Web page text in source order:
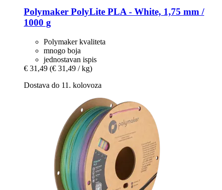
Polymaker PolyLite PLA -​ White, 1,75 mm /
1000 g
Polymaker kvaliteta
mnogo boja
jednostavan ispis
€ 31,49 (€ 31,49 / kg)
Dostava do 11. kolovoza